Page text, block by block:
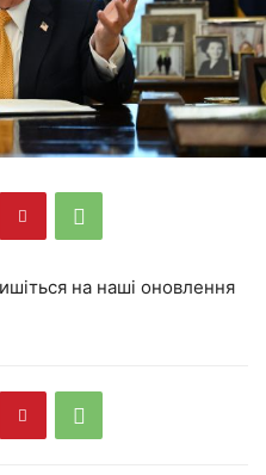
на наші оновлення